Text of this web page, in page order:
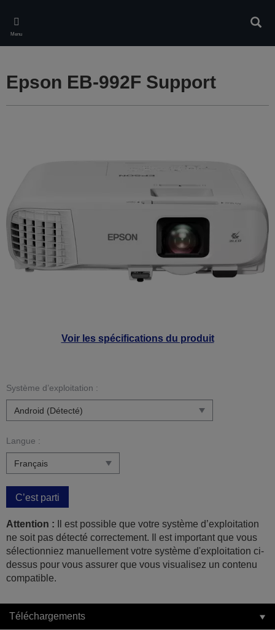
main
content
Menu
Voir les spécifications du produit
Epson EB-992F Support
Système d’exploitation :
Langue :
C’est parti
Attention : Il est possible que votre système d’exploitation
ne soit pas détecté correctement. Il est important que vous
sélectionniez manuellement votre système d'exploitation ci-
dessus pour vous assurer que vous visualisez un contenu
compatible.
Téléchargements